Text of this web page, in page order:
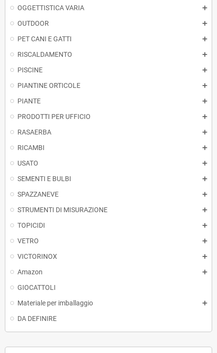
OGGETTISTICA VARIA
OUTDOOR
PET CANI E GATTI
RISCALDAMENTO
PISCINE
PIANTINE ORTICOLE
PIANTE
PRODOTTI PER UFFICIO
RASAERBA
RICAMBI
USATO
SEMENTI E BULBI
SPAZZANEVE
STRUMENTI DI MISURAZIONE
TOPICIDI
VETRO
VICTORINOX
Amazon
GIOCATTOLI
Materiale per imballaggio
DA DEFINIRE